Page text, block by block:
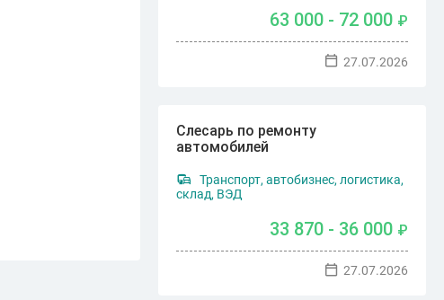
63 000 - 72 000 ₽
27.07.2026
Слесарь по ремонту
автомобилей
Транспорт, автобизнес, логистика,
склад, ВЭД
33 870 - 36 000 ₽
27.07.2026